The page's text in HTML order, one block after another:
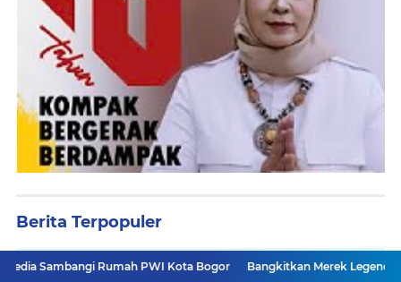
Berita Terpopuler
Legislator Toto Suharto Gelar
PWI Kota Bogor Bangkitkan Merek Legendaris Semen Kujang,